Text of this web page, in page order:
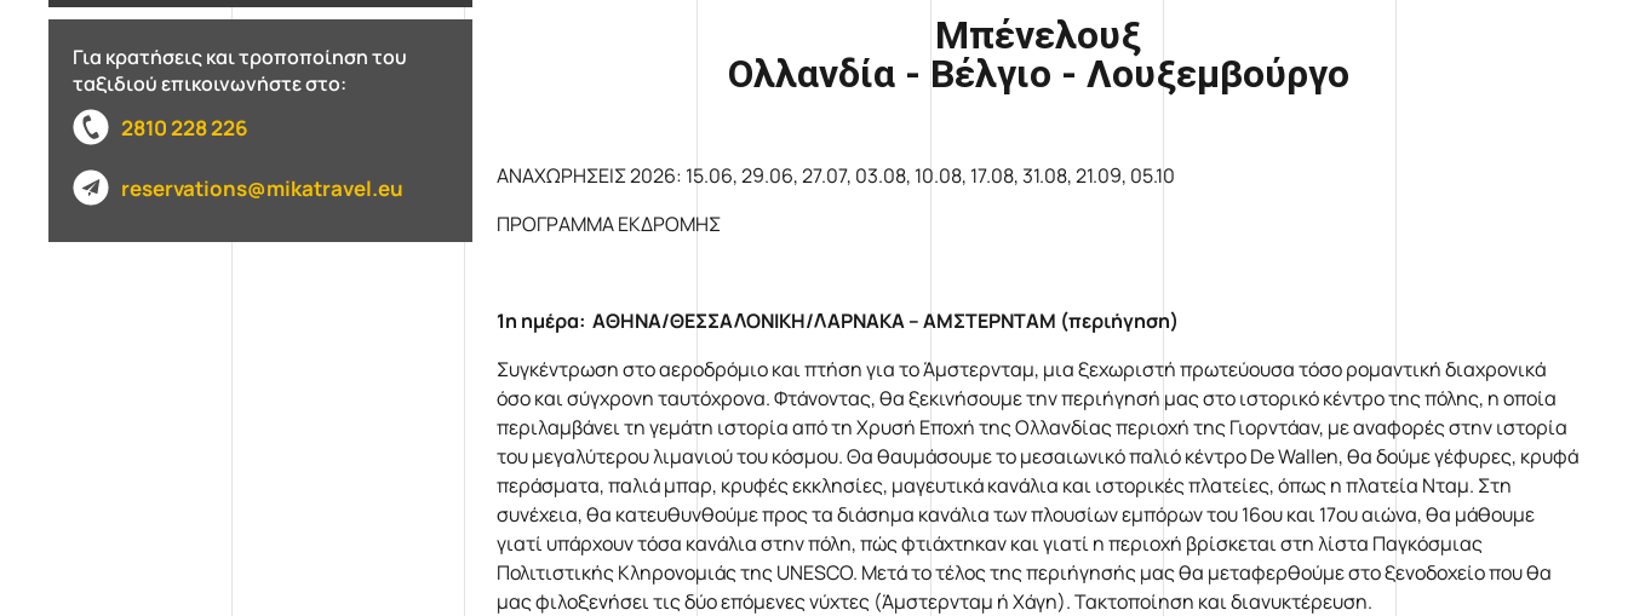
Για κρατήσεις και τροποποίηση του
ταξιδιού επικοινωνήστε στο:
2810 228 226
reservations@mikatravel.eu
Μπένελουξ
Ολλανδία - Βέλγιο - Λουξεμβούργο
ΑΝΑΧΩΡΗΣΕΙΣ 2026: 15.06, 29.06, 27.07, 03.08, 10.08, 17.08, 31.08, 21.09, 05.10
ΠΡΟΓΡΑΜΜΑ ΕΚΔΡΟΜΗΣ
1η ημέρα: ΑΘΗΝΑ/ΘΕΣΣΑΛΟΝΙΚΗ/ΛΑΡΝΑΚΑ – ΑΜΣΤΕΡΝΤΑΜ (περιήγηση)
Συγκέντρωση στο αεροδρόμιο και πτήση για το Άμστερνταμ, μια ξεχωριστή πρωτεύουσα τόσο ρομαντική διαχρονικά
όσο και σύγχρονη ταυτόχρονα. Φτάνοντας, θα ξεκινήσουμε την περιήγησή μας στο ιστορικό κέντρο της πόλης, η οποία
περιλαμβάνει τη γεμάτη ιστορία από τη Χρυσή Εποχή της Ολλανδίας περιοχή της Γιορντάαν, με αναφορές στην ιστορία
του μεγαλύτερου λιμανιού του κόσμου. Θα θαυμάσουμε το μεσαιωνικό παλιό κέντρο De Wallen, θα δούμε γέφυρες, κρυφά
περάσματα, παλιά µπαρ, κρυφές εκκλησίες, μαγευτικά κανάλια και ιστορικές πλατείες, όπως η πλατεία Νταμ. Στη
συνέχεια, θα κατευθυνθούμε προς τα διάσημα κανάλια των πλουσίων εμπόρων του 16ου και 17ου αιώνα, θα μάθουμε
γιατί υπάρχουν τόσα κανάλια στην πόλη, πώς φτιάχτηκαν και γιατί η περιοχή βρίσκεται στη λίστα Παγκόσμιας
Πολιτιστικής Κληρονομιάς της UNESCO. Μετά το τέλος της περιήγησής μας θα μεταφερθούμε στο ξενοδοχείο που θα
μας φιλοξενήσει τις δύο επόμενες νύχτες (Άμστερνταμ ή Χάγη). Τακτοποίηση και διανυκτέρευση.